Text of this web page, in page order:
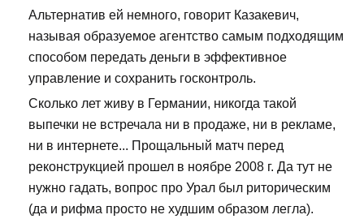
Альтернатив ей немного, говорит Казакевич,
называя образуемое агентство самым подходящим
способом передать деньги в эффективное
управление и сохранить госконтроль.
Сколько лет живу в Германии, никогда такой
выпечки не встречала ни в продаже, ни в рекламе,
ни в интернете... Прощальный матч перед
реконструкцией прошел в ноябре 2008 г. Да тут не
нужно гадать, вопрос про Урал был риторическим
(да и рифма просто не худшим образом легла).